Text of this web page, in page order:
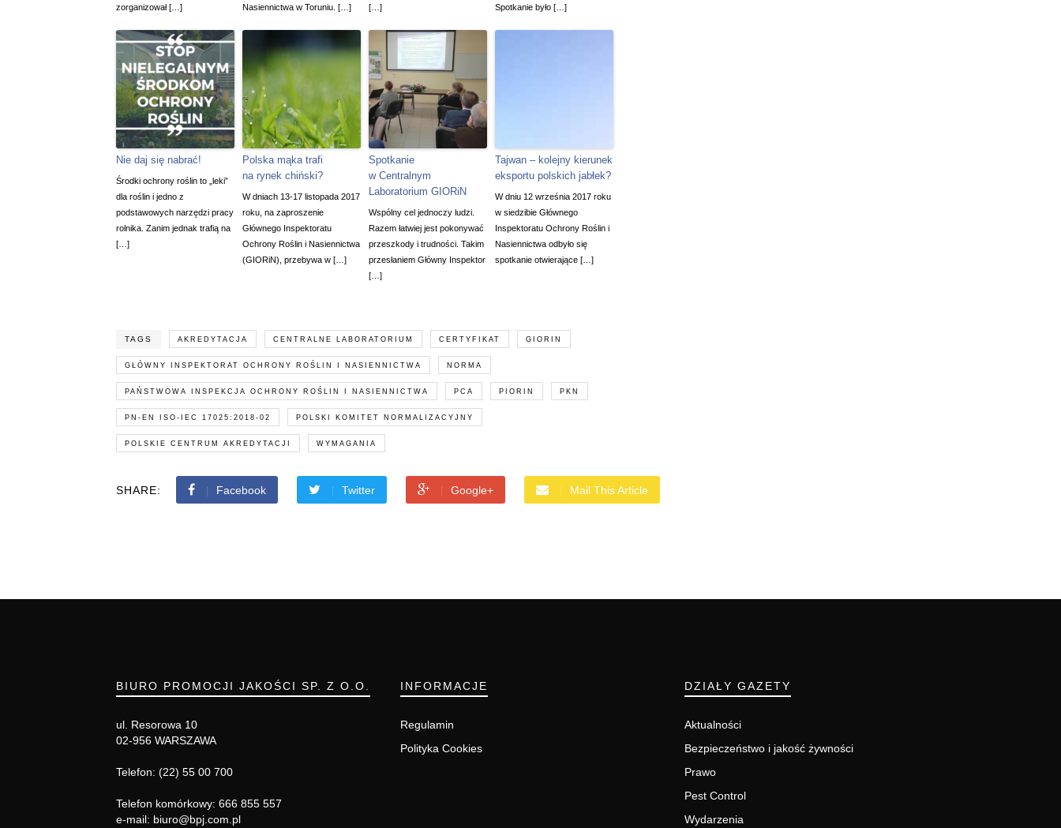
zorganizował […]
Nasiennictwa w Toruniu. […]
[…]
Spotkanie było […]
Nie daj się nabrać!
Środki ochrony roślin to „leki”
dla roślin i jedno z
podstawowych narzędzi pracy
rolnika. Zanim jednak trafią na
[…]
Polska mąka trafi
na rynek chiński?
W dniach 13-17 listopada 2017
roku, na zaproszenie
Głównego Inspektoratu
Ochrony Roślin i Nasiennictwa
(GIORiN), przebywa w […]
Spotkanie
w Centralnym
Laboratorium GIORiN
Wspólny cel jednoczy ludzi.
Razem łatwiej jest pokonywać
przeszkody i trudności. Takim
przesłaniem Główny Inspektor
[…]
Tajwan – kolejny kierunek
eksportu polskich jabłek?
W dniu 12 września 2017 roku
w siedzibie Głównego
Inspektoratu Ochrony Roślin i
Nasiennictwa odbyło się
spotkanie otwierające […]
TAGS AKREDYTACJA CENTRALNE LABORATORIUM CERTYFIKAT GIORIN
GŁÓWNY INSPEKTORAT OCHRONY ROŚLIN I NASIENNICTWA NORMA
PAŃSTWOWA INSPEKCJA OCHRONY ROŚLIN I NASIENNICTWA PCA PIORIN PKN
PN-EN ISO-IEC 17025:2018-02 POLSKI KOMITET NORMALIZACYJNY
POLSKIE CENTRUM AKREDYTACJI WYMAGANIA
SHARE: Facebook Twitter Google+ Mail This Article
BIURO PROMOCJI JAKOŚCI SP. Z O.O.
ul. Resorowa 10
02-956 WARSZAWA
Telefon: (22) 55 00 700
Telefon komórkowy: 666 855 557
e-mail: biuro@bpj.com.pl
INFORMACJE
Regulamin
Polityka Cookies
DZIAŁY GAZETY
Aktualności
Bezpieczeństwo i jakość żywności
Prawo
Pest Control
Wydarzenia